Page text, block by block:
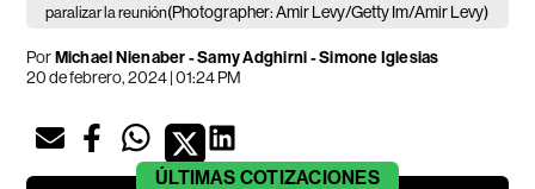
paralizar la reunión(Photographer: Amir Levy/Getty Im/Amir Levy)
PorMichael Nienaber - Samy Adghirni - Simone Iglesias
20 de febrero, 2024 | 01:24 PM
ÚLTIMAS COTIZACIONES